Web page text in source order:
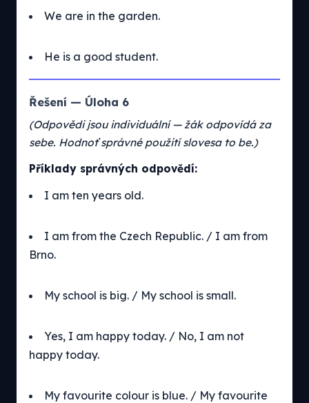
We are in the garden.
He is a good student.
Řešení — Úloha 6
(Odpovědi jsou individuální — žák odpovídá za
sebe. Hodnoť správné použití slovesa to be.)
Příklady správných odpovědí:
I am ten years old.
I am from the Czech Republic. / I am from
Brno.
My school is big. / My school is small.
Yes, I am happy today. / No, I am not
happy today.
My favourite colour is blue. / My favourite